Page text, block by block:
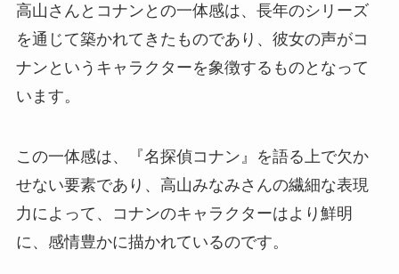
高山さんとコナンとの一体感は、長年のシリーズ
を通じて築かれてきたものであり、彼女の声がコ
ナンというキャラクターを象徴するものとなって
います。
この一体感は、『名探偵コナン』を語る上で欠か
せない要素であり、高山みなみさんの繊細な表現
力によって、コナンのキャラクターはより鮮明
に、感情豊かに描かれているのです。